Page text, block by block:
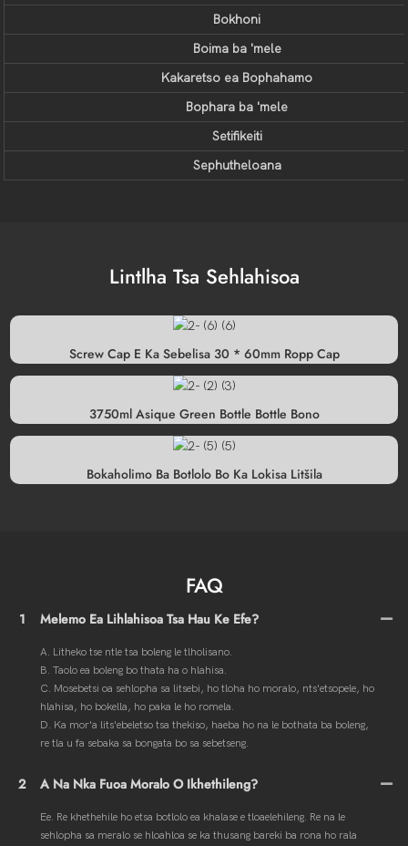
Bokhoni
Boima ba 'mele
Kakaretso ea Bophahamo
Bophara ba 'mele
Setifikeiti
Sephutheloana
Lintlha Tsa Sehlahisoa
Screw Cap E Ka Sebelisa 30 * 60mm Ropp Cap
3750ml Asique Green Bottle Bottle Bono
Bokaholimo Ba Botlolo Bo Ka Lokisa Litšila
FAQ
1 Melemo Ea Lihlahisoa Tsa Hau Ke Efe?
A. Litheko tse ntle tsa boleng le tlholisano.
B. Taolo ea boleng bo thata ha o hlahisa.
C. Mosebetsi oa sehlopha sa litsebi, ho tloha ho moralo, nts'etsopele, ho
hlahisa, ho bokella, ho paka le ho romela.
D. Ka mor'a lits'ebeletso tsa thekiso, haeba ho na le bothata ba boleng,
re tla u fa sebaka sa bongata bo sa sebetseng.
2 A Na Nka Fuoa Moralo O Ikhethileng?
Ee. Re khethehile ho etsa botlolo ea khalase e tloaelehileng. Re na le
sehlopha sa meralo se hloahloa se ka thusang bareki ba rona ho rala